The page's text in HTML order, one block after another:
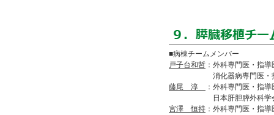
■病棟チームメンバー
戸子台和哲 ：外科専門医・指
消化器病専門医・指導医
藤尾 淳
：外科専門医・指
日本肝胆膵外科学会評議
宮澤 恒持 ：外科専門医・指